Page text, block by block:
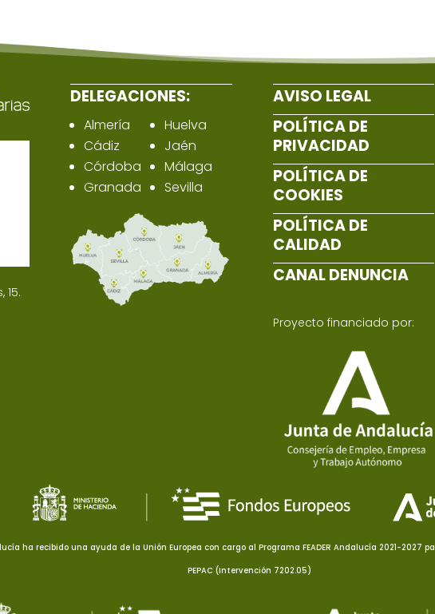
15.
DELEGACIONES:
Almería
Cádiz
Córdoba
Granada
Huelva
Jaén
Málaga
Sevilla
AVISO LEGAL
POLÍTICA DE
PRIVACIDAD
POLÍTICA DE
COOKIES
POLÍTICA DE
CALIDAD
CANAL DENUNCIA
Proyecto financiado por:
ha recibido una ayuda de la Unión Europea con cargo al Programa FEADER Andalucía 2021-2027
PEPAC (Intervención 7202.05)